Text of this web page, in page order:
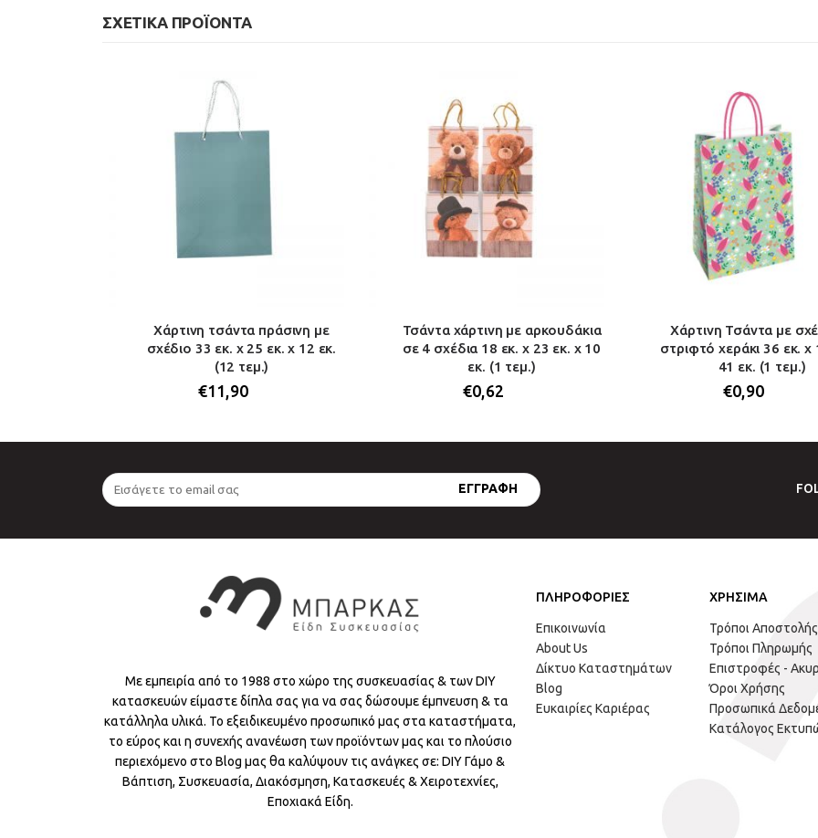
ΣΧΕΤΙΚΆ ΠΡΟΪΌΝΤΑ
Χάρτινη τσάντα πράσινη με
σχέδιο 33 εκ. χ 25 εκ. χ 12 εκ.
(12 τεμ.)
€11,90
Τσάντα χάρτινη με αρκουδάκια
σε 4 σχέδια 18 εκ. x 23 εκ. x 10
εκ. (1 τεμ.)
€0,62
Χάρτινη Τσάντα με
στριφτό χεράκι 36 εκ. x
41 εκ. (1 τεμ.)
€0,90
Με εμπειρία από το 1988 στο χώρο της συσκευασίας & των DIY
κατασκευών είμαστε δίπλα σας για να σας δώσουμε έμπνευση & τα
κατάλληλα υλικά. Το εξειδικευμένο προσωπικό μας στα καταστήματα,
το εύρος και η συνεχής ανανέωση των προϊόντων μας και το πλούσιο
περιεχόμενο στο Blog μας θα καλύψουν τις ανάγκες σε: DIY Γάμο &
Βάπτιση, Συσκευασία, Διακόσμηση, Κατασκευές & Χειροτεχνίες,
Εποχιακά Είδη.
ΠΛΗΡΟΦΟΡΙΕΣ
Επικοινωνία
About Us
Δίκτυο Καταστημάτων
Blog
Ευκαιρίες Καριέρας
ΧΡΗΣΙΜΑ
Τρόποι Αποστολής
Τρόποι Πληρωμής
Επιστροφές -
Όροι Χρήσης
Προσωπικά
Κατάλογος